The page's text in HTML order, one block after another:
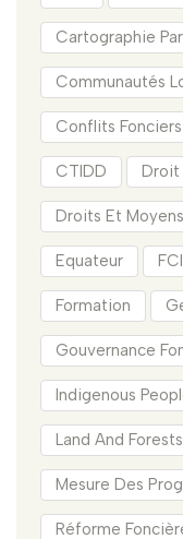
Cartographie
Communautés
Conflits Fonciers
CTIDD Droit
Droits Et
Equateur FCI
Formation
Gouvernance
Indigenous
Land And Forests
Mesure Des
Réforme